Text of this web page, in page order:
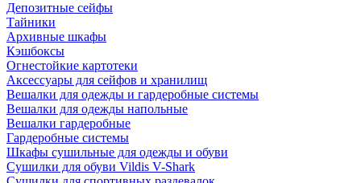
Депозитные сейфы
Тайники
Архивные шкафы
Кэшбоксы
Огнестойкие картотеки
Аксессуары для сейфов и хранилищ
Вешалки для одежды и гардеробные системы
Вешалки для одежды напольные
Вешалки гардеробные
Гардеробные системы
Шкафы сушильные для одежды и обуви
Сушилки для обуви Vildis V-Shark